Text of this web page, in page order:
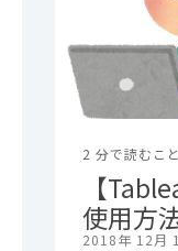
2 分で読むこ
【
使用方
2018年 12月